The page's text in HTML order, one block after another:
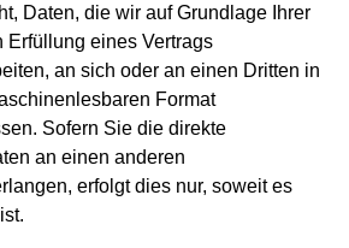
Daten, die wir auf Grundlage Ihrer
Erfüllung eines Vertrags
an sich oder an einen Dritten in
Format
Sofern Sie die direkte
an einen anderen
erfolgt dies nur, soweit es